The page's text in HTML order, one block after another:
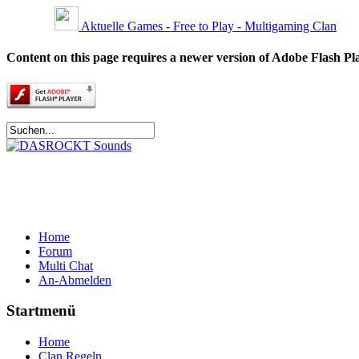
Aktuelle Games - Free to Play - Multigaming Clan
Content on this page requires a newer version of Adobe Flash
Home
Forum
Multi Chat
An-Abmelden
Startmenü
Home
Clan Regeln